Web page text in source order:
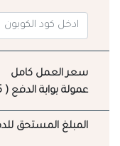
سعر العمل كامل
عمولة بوابة الدفع ( 5%)
المبلغ المستحق